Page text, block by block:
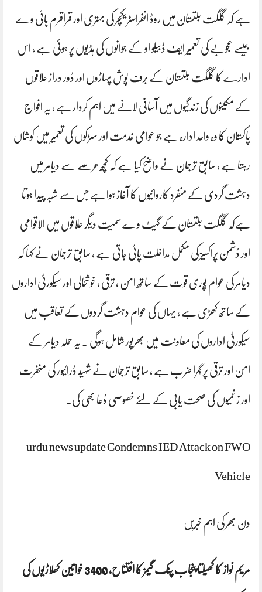
ہے کہ گلگت بلتستان میں روڈ انفراسٹریکچر کی بہتری اور قراقرم ہائی وے
جیسے عجوبے کی تعمیر ایف ڈبیلو او کے جوانوں کی ہڈیوں پر ہوئی ہے ، اس
ادارے کا گلگت بلتستان کے برف پوش پہاڑوں اور دُور دراز علاقوں
کے مکینوں کی زندگیوں میں آسانی لانے میں اہم کردار ہے ، یہ افواج
پاکستان کا وہ واحد ادارہ ہے جو عوامی خدمت اور سڑکوں کی تعمیر میں کوشاں
رہتا ہے ، سابق ترجمان نے واضح کیا ہے کہ کچھ عرصے سے دیامر میں
دہشت گردی کے منفرد کاروائیوں کا آغاز ہوا ہے جس سے شُبہ پیدا ہوتا
ہےکہ گلگت بلتستان کے گیٹ وے سمیت دیگر علاقوں میں الاقوامی
اور دُشمن پراکسیز کی مکمل مداخلت پائی جاتی ہے ، سابق ترجمان نے کہا کہ
دیامر کی عوام پُوری قوت کے ساتھ امن ، ترقی ، خوشحالی اور سیکورٹی اداروں
کے ساتھ کھڑی ہے ، یہاں کی عوام دہشت گردوں کے تعاقب میں
سیکورٹی اداروں کی معاونت میں بھرپور شامل ہوگی ۔ یہ حملہ دیامر کے
امن اور ترقی پر گہرا ضرب ہے ، سابق ترجمان نے شہید ڈرائیور کی مغفرت
اور زخمیوں کی صحت یابی کے لئے خصوصی دُعا بھی کی۔
urdu news update Condemns IED Attack on FWO
Vehicle
دن بھر کی اہم خبریں‌
مریم نواز کا کھیلتا پنجاب پنک گیمز کا افتتاح، 3400 خواتین کھلاڑیوں کی